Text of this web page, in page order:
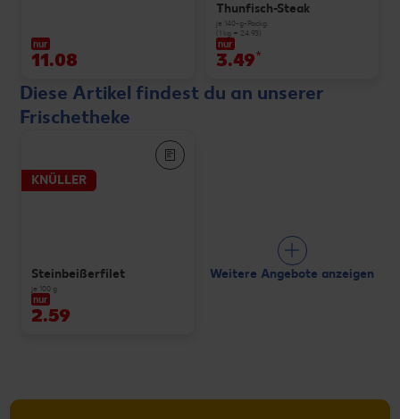
nur
11.08
Thunfisch-Steak
je 140-g-Packg.
(1 kg = 24.93)
nur
3.49*
Diese Artikel findest du an unserer
Frischetheke
KNÜLLER
Steinbeißerfilet
je 100 g
nur
2.59
Weitere Angebote anzeigen